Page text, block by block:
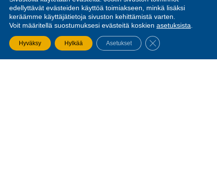
edellyttävät evästeiden käyttöä toimiakseen, minkä lisäksi
keräämme käyttäjätietoja sivuston kehittämistä varten.
Voit määritellä suostumuksesi evästeitä koskien asetuksista
Hyväksy Hylkää Asetukset SULJE